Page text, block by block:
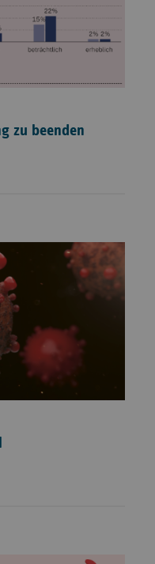
zu beenden